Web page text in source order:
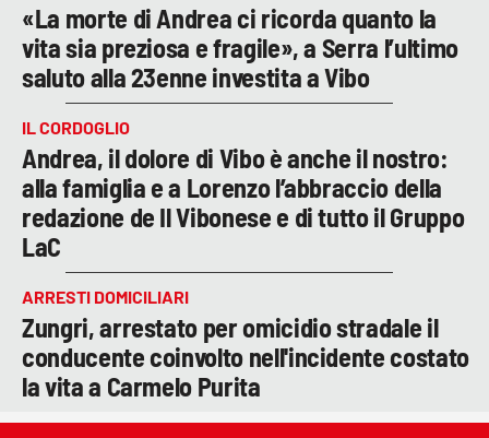
«La morte di Andrea ci ricorda quanto la
vita sia preziosa e fragile», a Serra l’ultimo
saluto alla 23enne investita a Vibo
IL CORDOGLIO
Andrea, il dolore di Vibo è anche il nostro:
alla famiglia e a Lorenzo l’abbraccio della
redazione de Il Vibonese e di tutto il Gruppo
LaC
ARRESTI DOMICILIARI
Zungri, arrestato per omicidio stradale il
conducente coinvolto nell'incidente costato
la vita a Carmelo Purita